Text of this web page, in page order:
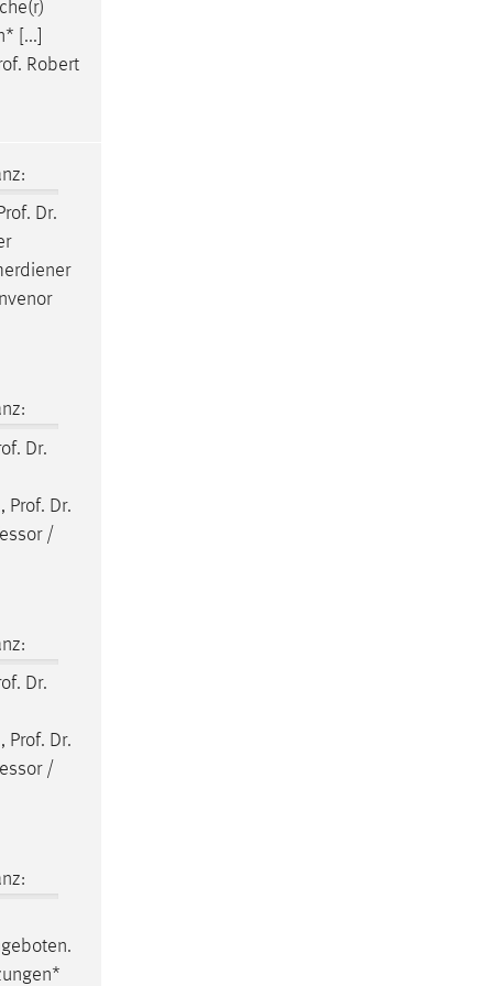
[...]
Robert
Dr.
Dr.
Prof. Dr.
/
Dr.
Prof. Dr.
/